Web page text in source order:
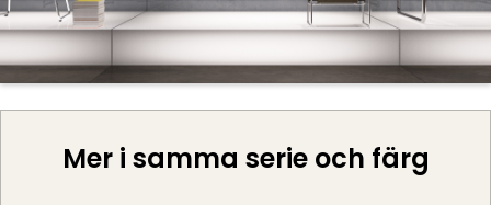
Mer i samma serie och färg